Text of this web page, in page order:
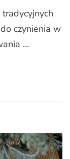
czynienia w
…